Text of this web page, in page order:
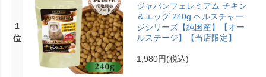
1
位
ジャパンフェレミアム チキン
＆エッグ 240g ヘルスチャー
ジシリーズ【純国産】【オー
ルステージ】【当店限定】
1,980円(税込)